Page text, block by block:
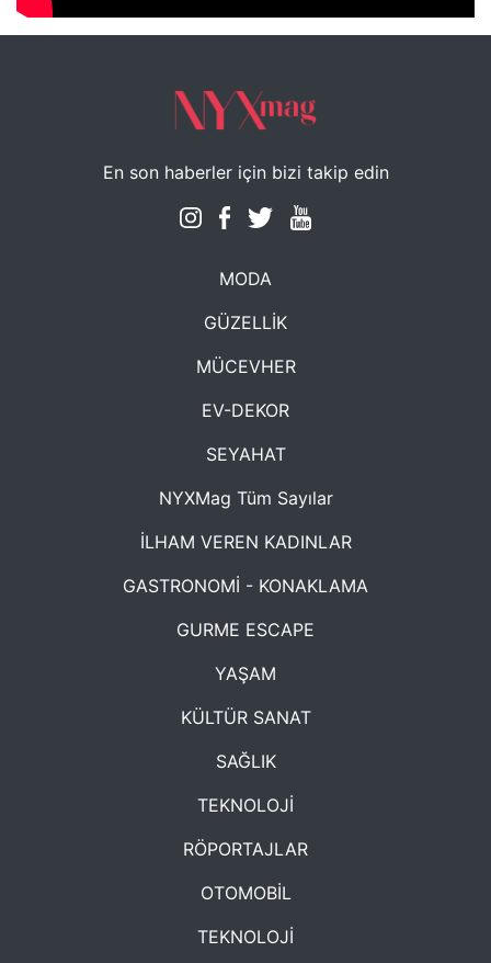
En son haberler için bizi takip edin
MODA
GÜZELLİK
MÜCEVHER
EV-DEKOR
SEYAHAT
NYXMag Tüm Sayılar
İLHAM VEREN KADINLAR
GASTRONOMİ - KONAKLAMA
GURME ESCAPE
YAŞAM
KÜLTÜR SANAT
SAĞLIK
TEKNOLOJİ
RÖPORTAJLAR
OTOMOBİL
TEKNOLOJİ